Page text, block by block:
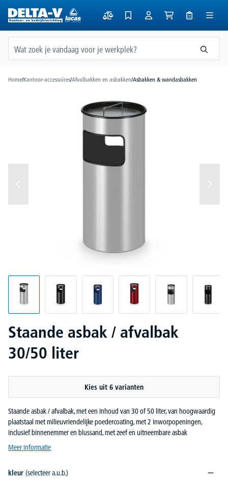
Home/Kantoor-accessoires/Afvalbakken en asbakken/Asbakken & wandasbakken
Staande asbak / afvalbak
30/50 liter
Kies uit 6 varianten
Staande asbak / afvalbak, met een inhoud van 30 of 50 liter, van hoogwaardig
plaatstaal met milieuvriendelijke poedercoating, met 2 inworpopeningen,
inclusief binnenemmer en blussand, met zeef en uitneembare asbak
Meer informatie
kleur (selecteer a.u.b.)